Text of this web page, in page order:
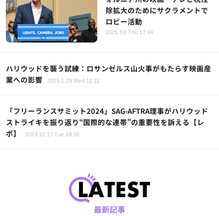
除拡大のためにサクラメントで
ロビー活動
2025.3.6 Thu 17:44
ハリウッドを襲う試練：ロサンゼルス山火事がもたらす映画産
業への影響
2025.1.29 Wed 12:11
「フリーランスサミット2024」SAG-AFTRA理事がハリウッド
ストライキを振り返り“国際的な連帯”の重要性を訴える【レ
ポ】
2024.12.17 Tue 18:39
最新記事